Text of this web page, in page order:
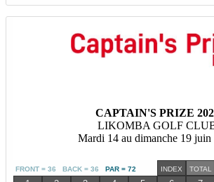
CAPTAIN'S PRIZE
LIKOMBA GOLF
Mardi 14 au dimanche 19 juin
FRONT = 36 BACK = 36 PAR = 72 INDEX TOTAL